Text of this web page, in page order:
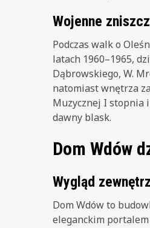
Wojenne
Podczas walk o
latach 1960–1965,
Dąbrowskiego, W.
natomiast wnętrza
Muzycznej I stopnia
dawny blask.
Dom Wdów
Wygląd
Dom Wdów to
eleganckim